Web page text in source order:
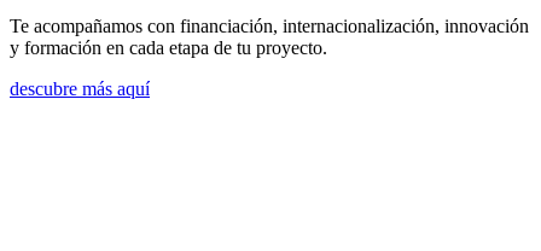
Te acompañamos con financiación, internacionalización, innovación
y formación en cada etapa de tu proyecto.
descubre más aquí